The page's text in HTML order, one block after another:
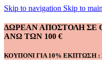
Skip to navigation Skip to
ΔΩΡΕΑΝ ΑΠΟΣΤΟΛΗ ΣΕ
ΑΝΩ ΤΩΝ 100 €
ΚΟΥΠΟΝΙ ΓΙΑ 10% ΕΚΠΤΩΣΗ :